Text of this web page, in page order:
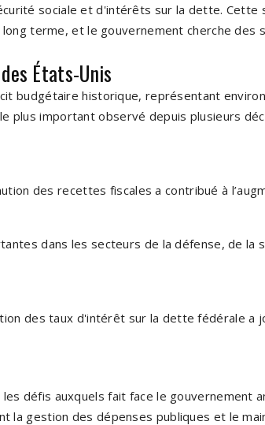
sociale et d'intérêts sur la dette. Cette
terme, et le gouvernement cherche des
États-Unis
budgétaire historique, représentant environ
plus important observé depuis plusieurs
des recettes fiscales a contribué à
dans les secteurs de la défense, de la
des taux d'intérêt sur la dette fédérale a
défis auxquels fait face le gouvernement
la gestion des dépenses publiques et le